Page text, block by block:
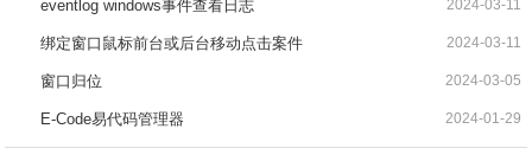
eventlog windows事件查看日志 2024-03-11
绑定窗口鼠标前台或后台移动点击案件 2024-03-11
窗口归位 2024-03-05
E-Code易代码管理器 2024-01-29